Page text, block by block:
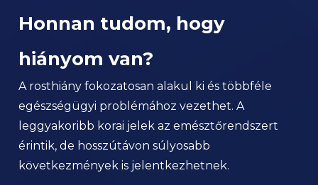
Honnan tudom, hogy
hiányom van?
A rosthiány fokozatosan alakul ki és többféle
egészségügyi problémához vezethet. A
leggyakoribb korai jelek az emésztőrendszert
érintik, de hosszútávon súlyosabb
következmények is jelentkezhetnek.